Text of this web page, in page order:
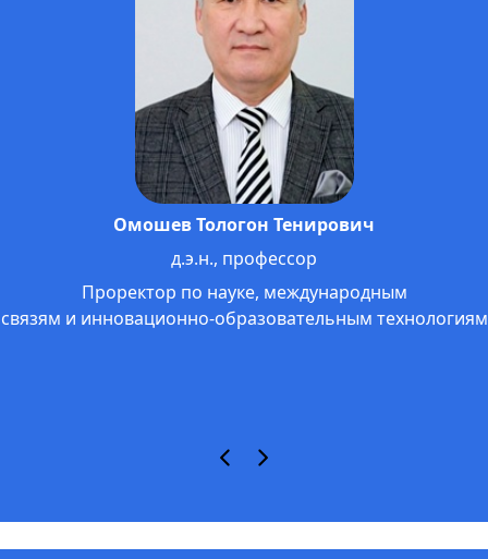
Омошев Тологон Тенирович
д.э.н., профессор
Проректор по науке, международным
связям и инновационно-образовательным технологиям